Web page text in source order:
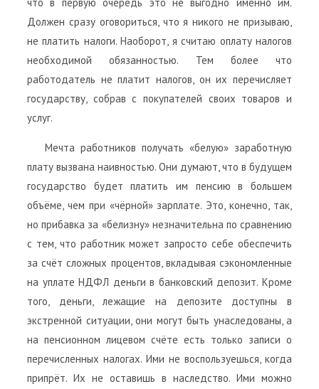
Должен сразу оговориться, что я никого не призываю,
не платить налоги. Наоборот, я считаю оплату налогов
необходимой обязанностью. Тем более что
работодатель не платит налогов, он их перечисляет
государству, собрав с покупателей своих товаров и
услуг.
Мечта работников получать «белую» заработную
плату вызвана наивностью. Они думают, что в будущем
государство будет платить им пенсию в большем
объёме, чем при «чёрной» зарплате. Это, конечно, так,
но прибавка за «белизну» незначительна по сравнению
с тем, что работник может запросто себе обеспечить
за счёт сложных процентов, вкладывая сэкономленные
на уплате НДФЛ деньги в банковский депозит. Кроме
того, деньги, лежащие на депозите доступны в
экстренной ситуации, они могут быть унаследованы, а
на пенсионном лицевом счёте есть только записи о
перечисленных налогах. Ими не воспользуешься, когда
припрёт. Их не оставишь в наследство. Ими можно